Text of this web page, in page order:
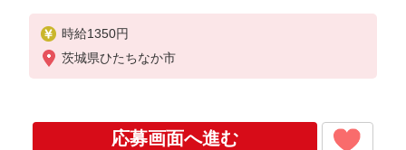
時給1350円
茨城県ひたちなか市
応募画面へ進む